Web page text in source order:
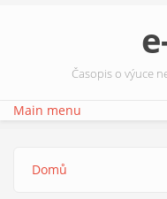
Časopis o výuce
Main menu
Jste zde
Domů